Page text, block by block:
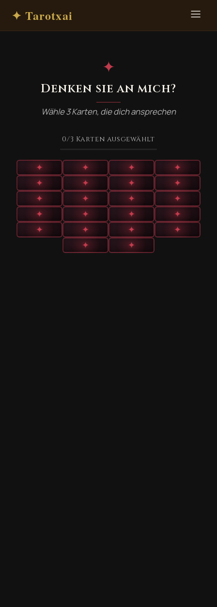
✦ Tarotxai
✦
Denken sie an mich?
Wähle 3 Karten, die dich ansprechen
0/3 Karten ausgewählt
✦ ✦ ✦
✦
✦
✦ ✦
✦
✦
✦ ✦
✦
✦
✦ ✦
✦
✦
✦ ✦
✦
✦
✦